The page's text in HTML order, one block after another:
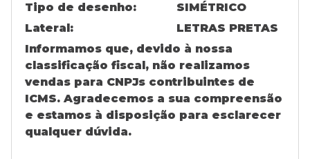
Tipo de desenho:
SIMÉTRICO
Lateral:
LETRAS PRETAS
Informamos que, devido à nossa
classificação fiscal, não realizamos
vendas para CNPJs contribuintes de
ICMS. Agradecemos a sua compreensão
e estamos à disposição para esclarecer
qualquer dúvida.